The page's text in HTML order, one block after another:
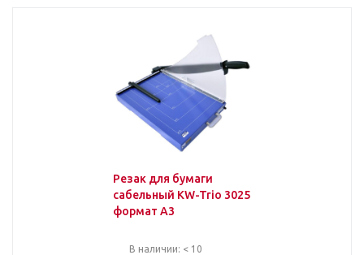
Резак для бумаги
сабельный KW-Trio 3025
формат A3
В наличии: < 10